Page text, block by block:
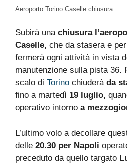
Aeroporto Torino Caselle chiusura
Subirà una chiusura
Caselle, che da stasera e
fermerà ogni attività in vista
manutenzione sulla pista 36.
scalo di Torino chiuderà da
fino a martedì 19 luglio,
operativo intorno a
L’ultimo volo a decollare
delle 20.30 per Napoli
preceduto da quello targato